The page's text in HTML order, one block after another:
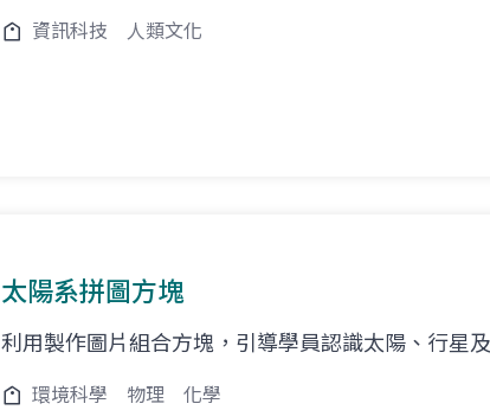
資訊科技 人類文化
太陽系拼圖方塊
利用製作圖片組合方塊，引導學員認識太陽、行星
環境科學 物理 化學